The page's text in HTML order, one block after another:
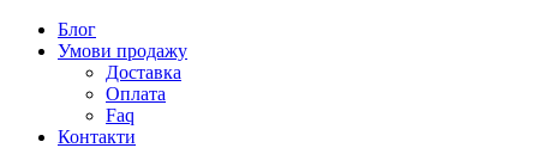
Блог
Умови продажу
Доставка
Оплата
Faq
Контакти